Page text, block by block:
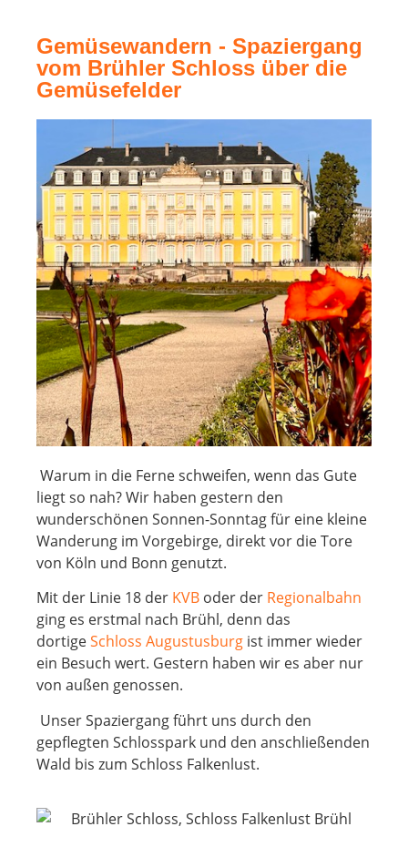
Gemüsewandern - Spaziergang
vom Brühler Schloss über die
Gemüsefelder
Warum in die Ferne schweifen, wenn das Gute
liegt so nah? Wir haben gestern den
wunderschönen Sonnen-Sonntag für eine kleine
Wanderung im Vorgebirge, direkt vor die Tore
von Köln und Bonn genutzt.
Mit der Linie 18 der KVB oder der Regionalbahn
ging es erstmal nach Brühl, denn das
dortigeSchloss Augustusburg ist immer wieder
ein Besuch wert. Gestern haben wir es aber nur
von außen genossen.
Unser Spaziergang führt uns durch den
gepflegten Schlosspark und den anschließenden
Wald bis zum Schloss Falkenlust.